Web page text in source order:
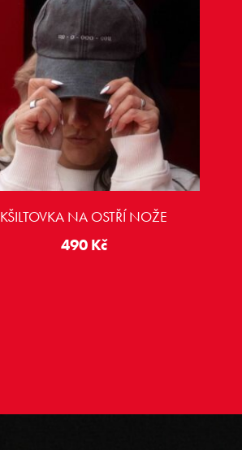
KŠILTOVKA NA OSTŘÍ NOŽE
490 Kč